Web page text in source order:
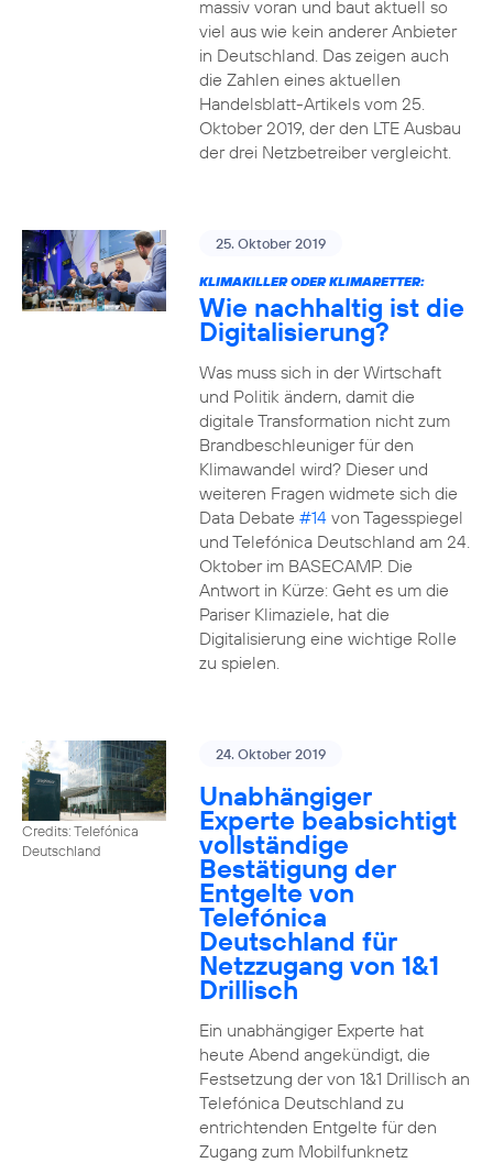
massiv voran und baut aktuell so
viel aus wie kein anderer Anbieter
in Deutschland. Das zeigen auch
die Zahlen eines aktuellen
Handelsblatt-Artikels vom 25.
Oktober 2019, der den LTE Ausbau
der drei Netzbetreiber vergleicht.
25. Oktober 2019
KLIMAKILLER ODER KLIMARETTER:
Wie nachhaltig ist die
Digitalisierung?
Was muss sich in der Wirtschaft
und Politik ändern, damit die
digitale Transformation nicht zum
Brandbeschleuniger für den
Klimawandel wird? Dieser und
weiteren Fragen widmete sich die
Data Debate #14von Tagesspiegel
und Telefónica Deutschland am 24.
Oktober im BASECAMP. Die
Antwort in Kürze: Geht es um die
Pariser Klimaziele, hat die
Digitalisierung eine wichtige Rolle
zu spielen.
Credits: Telefónica
Deutschland
24. Oktober 2019
Unabhängiger
Experte beabsichtigt
vollständige
Bestätigung der
Entgelte von
Telefónica
Deutschland für
Netzzugang von 1&1
Drillisch
Ein unabhängiger Experte hat
heute Abend angekündigt, die
Festsetzung der von 1&1 Drillisch an
Telefónica Deutschland zu
entrichtenden Entgelte für den
Zugang zum Mobilfunknetz